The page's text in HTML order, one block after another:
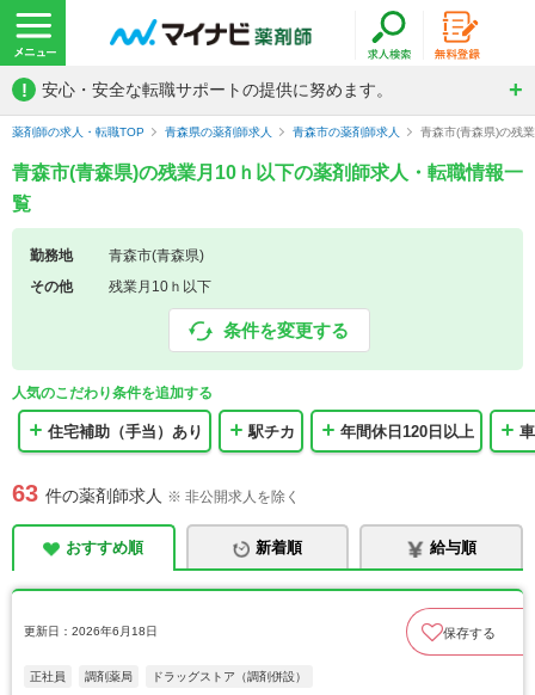
! 安心・安全な転職サポートの提供に努めます。
薬剤師の求人・転職TOP 青森県の薬剤師求人 青森市の薬剤師求人 青森市(青森県)の残
青森市(青森県)の残業月10ｈ以下の薬剤師求人・転職情報一
覧
勤務地
青森市(青森県)
その他
残業月10ｈ以下
条件を変更する
人気のこだわり条件を追加する
住宅補助（手当）あり 駅チカ 年間休日120日以上
63 件の薬剤師求人 ※ 非公開求人を除く
おすすめ順 新着順 給与順
更新日：2026年6月18日 保存する
正社員 調剤薬局 ドラッグストア（調剤併設）